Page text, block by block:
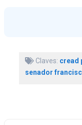
Claves: cread
senador